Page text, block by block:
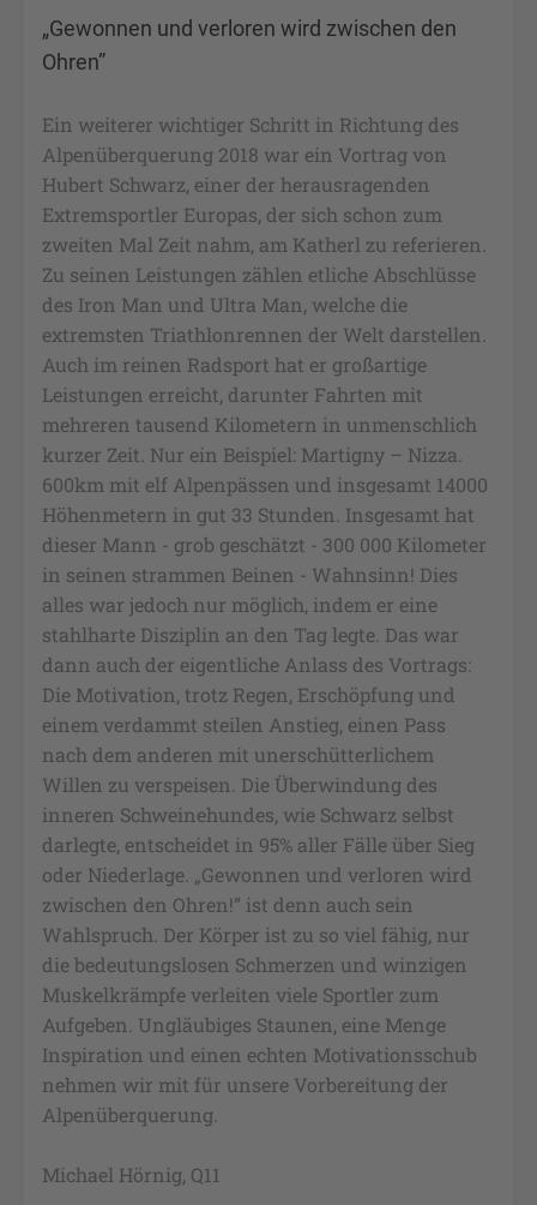
„Gewonnen und verloren wird zwischen den
Ohren”
Ein weiterer wichtiger Schritt in Richtung des
Alpenüberquerung 2018 war ein Vortrag von
Hubert Schwarz, einer der herausragenden
Extremsportler Europas, der sich schon zum
zweiten Mal Zeit nahm, am Katherl zu referieren.
Zu seinen Leistungen zählen etliche Abschlüsse
des Iron Man und Ultra Man, welche die
extremsten Triathlonrennen der Welt darstellen.
Auch im reinen Radsport hat er großartige
Leistungen erreicht, darunter Fahrten mit
mehreren tausend Kilometern in unmenschlich
kurzer Zeit. Nur ein Beispiel: Martigny – Nizza.
600km mit elf Alpenpässen und insgesamt 14000
Höhenmetern in gut 33 Stunden. Insgesamt hat
dieser Mann - grob geschätzt - 300 000 Kilometer
in seinen strammen Beinen - Wahnsinn! Dies
alles war jedoch nur möglich, indem er eine
stahlharte Disziplin an den Tag legte. Das war
dann auch der eigentliche Anlass des Vortrags:
Die Motivation, trotz Regen, Erschöpfung und
einem verdammt steilen Anstieg, einen Pass
nach dem anderen mit unerschütterlichem
Willen zu verspeisen. Die Überwindung des
inneren Schweinehundes, wie Schwarz selbst
darlegte, entscheidet in 95% aller Fälle über Sieg
oder Niederlage. „Gewonnen und verloren wird
zwischen den Ohren!” ist denn auch sein
Wahlspruch. Der Körper ist zu so viel fähig, nur
die bedeutungslosen Schmerzen und winzigen
Muskelkrämpfe verleiten viele Sportler zum
Aufgeben. Ungläubiges Staunen, eine Menge
Inspiration und einen echten Motivationsschub
nehmen wir mit für unsere Vorbereitung der
Alpenüberquerung.
Michael Hörnig, Q11